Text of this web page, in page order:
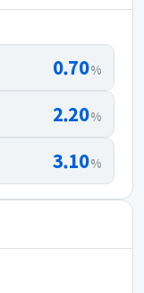
0.70%
2.20%
3.10%